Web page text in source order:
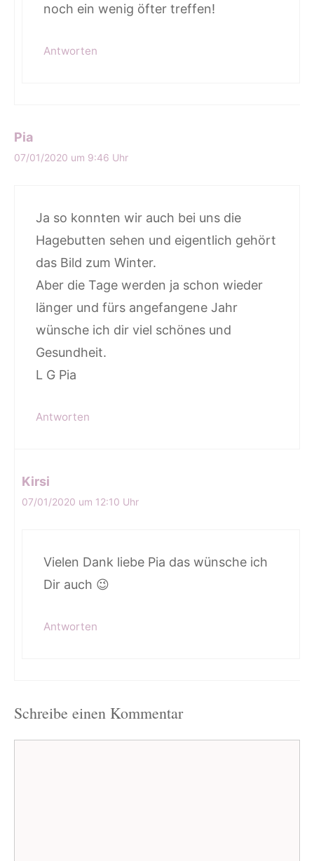
noch ein wenig öfter treffen!
Antworten
Pia
07/01/2020 um 9:46 Uhr
Ja so konnten wir auch bei uns die
Hagebutten sehen und eigentlich gehört
das Bild zum Winter.
Aber die Tage werden ja schon wieder
länger und fürs angefangene Jahr
wünsche ich dir viel schönes und
Gesundheit.
L G Pia
Antworten
Kirsi
07/01/2020 um 12:10 Uhr
Vielen Dank liebe Pia das wünsche ich
Dir auch 😉
Antworten
Schreibe einen Kommentar